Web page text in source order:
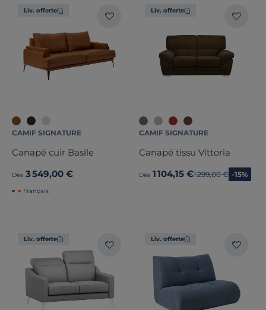
Liv. offerte
CAMIF SIGNATURE
Canapé cuir Basile
Dès 3 549,00 €
Français
Liv. offerte
CAMIF SIGNATURE
Canapé tissu Vittoria
Dès 1 104,15 €Ancien prix
1 299,00 € -15%
Liv. offerte Liv. offerte